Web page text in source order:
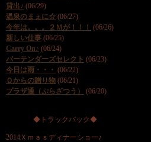
貸出♪ (06/29)
温泉のまぇに☆ (06/27)
今年は。。。２Ｍが！！！ (06/26)
新しい仕事 (06/25)
Carry On♪ (06/24)
バーテンダーズセレクト (06/23)
今日は雨・・・ (06/22)
Ｏからの贈り物 (06/21)
プラザ通（ぷらざつう）
(06/20)
◆トラックバック◆
2014Ｘｍａｓディナーショー♪